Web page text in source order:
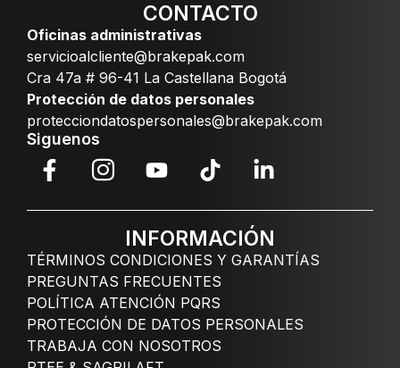
CONTACTO
Oficinas administrativas
servicioalcliente@brakepak.com
Cra 47a # 96-41 La Castellana Bogotá
Protección de datos personales
protecciondatospersonales@brakepak.com
Siguenos
INFORMACIÓN
TÉRMINOS CONDICIONES Y GARANTÍAS
PREGUNTAS FRECUENTES
POLÍTICA ATENCIÓN PQRS
PROTECCIÓN DE DATOS PERSONALES
TRABAJA CON NOSOTROS